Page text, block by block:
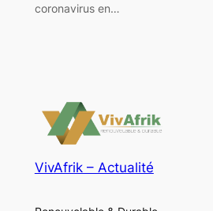
coronavirus en…
VivAfrik – Actualité